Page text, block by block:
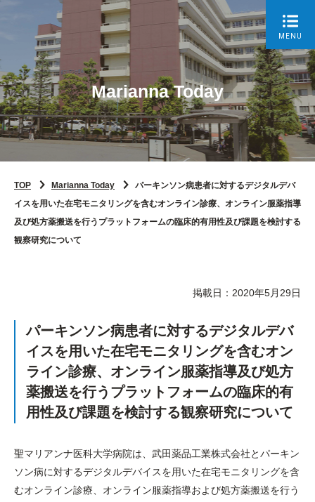
MENU
Marianna Today
TOP Marianna Today
パーキンソン病患者に対するデジタルデバ
イスを用いた在宅モニタリングを含むオンライン診療、オンライン服薬指導
及び処方薬搬送を行うプラットフォームの臨床的有用性及び課題を検討する
観察研究について
掲載日：2020年5月29日
パーキンソン病患者に対するデジタルデバ
イスを用いた在宅モニタリングを含むオン
ライン診療、オンライン服薬指導及び処方
薬搬送を行うプラットフォームの臨床的有
用性及び課題を検討する観察研究について
聖マリアンナ医科大学病院は、武田薬品工業株式会社とパーキン
ソン病に対するデジタルデバイスを用いた在宅モニタリングを含
むオンライン診療、オンライン服薬指導および処方薬搬送を行う